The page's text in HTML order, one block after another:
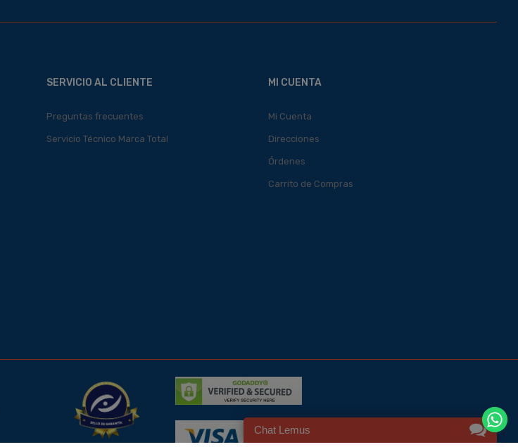
SERVICIO AL CLIENTE
Preguntas frecuentes
Servicio Técnico Marca Total
MI CUENTA
Mi Cuenta
Direcciones
Órdenes
Carrito de Compras
Chat Lemus